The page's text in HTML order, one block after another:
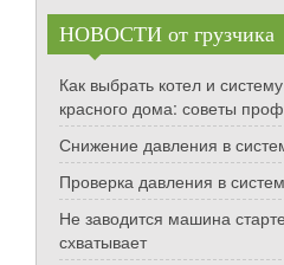
НОВОСТИ от грузчика
Как выбрать котел и
красного дома: советы
Снижение давления в
Проверка давления в
Не заводится машина
схватывает